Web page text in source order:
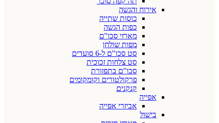
אירוח והגשה
כוסות שתייה
כפות הגשה
מארזי סכו"ם
מפות שולחן
סט סכו"ם ל-6 סועדים
סט צלחות זכוכית
סכו"ם בתפזורת
פרקולטורים וקומקומים
קנקנים
אפייה
אביזרי אפייה
בישול